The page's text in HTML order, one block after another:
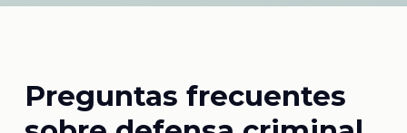
Preguntas frecuentes